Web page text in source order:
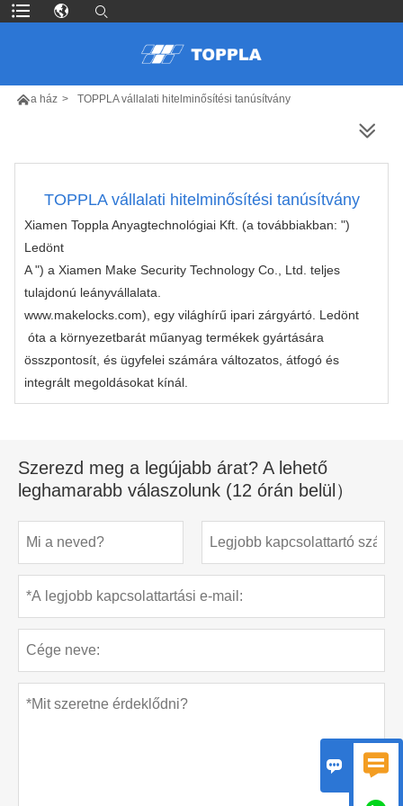
a ház > TOPPLA vállalati hitelminősítési tanúsítvány
TOPPLA vállalati hitelminősítési tanúsítvány
Xiamen Toppla Anyagtechnológiai Kft. (a továbbiakban: ")
Ledönt
A ") a Xiamen Make Security Technology Co., Ltd. teljes
tulajdonú leányvállalata.
www.makelocks.com), egy világhírű ipari zárgyártó. Ledönt
óta a környezetbarát műanyag termékek gyártására
összpontosít, és ügyfelei számára változatos, átfogó és
integrált megoldásokat kínál.
Szerezd meg a legújabb árat? A lehető
leghamarabb válaszolunk (12 órán belül）
 